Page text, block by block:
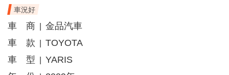
車況好
車 商
金品汽車
車 款
TOYOTA
車 型
YARIS